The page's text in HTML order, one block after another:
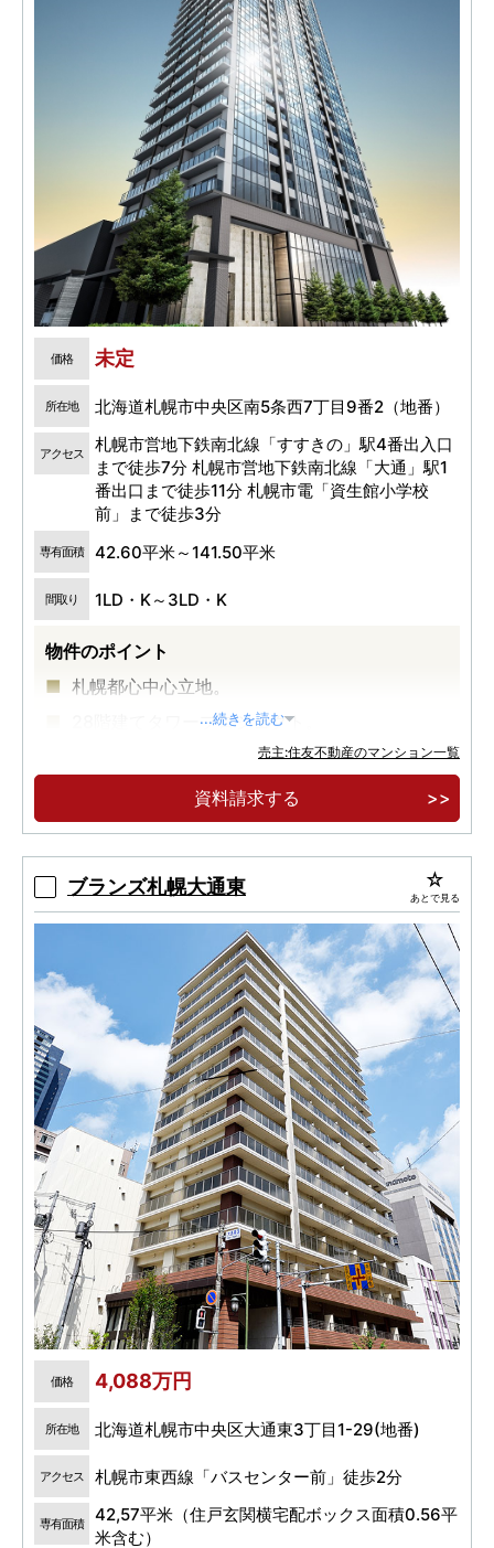
価格 未定
所在地 北海道札幌市中央区南5条西7丁目9番2（地番）
アクセス
札幌市営地下鉄南北線「すすきの」駅4番出入口
まで徒歩7分 札幌市営地下鉄南北線「大通」駅1
番出口まで徒歩11分 札幌市電「資生館小学校
前」まで徒歩3分
専有面積 42.60平米～141.50平米
間取り 1LD・K～3LD・K
物件のポイント
札幌都心中心立地。
28階建てタワープロジェクト。
コンシェルジュサービス、各階ゴミ置場有り。
...続きを読む
売主:住友不動産のマンション一覧
資料請求する
ブランズ札幌大通東 あとで見る
価格 4,088万円
所在地 北海道札幌市中央区大通東3丁目1-29(地番)
アクセス 札幌市東西線「バスセンター前」徒歩2分
専有面積
42,57平米（住戸玄関横宅配ボックス面積0.56平
米含む）